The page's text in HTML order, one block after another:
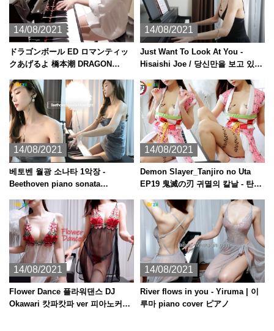
14/08/2021
ドラゴンボール ED ロマンティッ
クあげるよ 橋本潮 DRAGON
14/08/2021
Just Want To Look At You -
Hisaishi Joe / 당신만을 보고 있었
14/08/2021
베토벤 월광 소나타 1악장 -
Beethoven piano sonata
14/08/2021
Demon Slayer_Tanjiro no Uta
EP19 鬼滅の刃 귀멸의 칼날 - 탄지
ピアノ 칼림바 カリンバ
14/08/2021
Flower Dance 플라워댄스 DJ
Okawari 캇파캇파 ver 피아노커버
14/08/2021
River flows in you - Yiruma | 이
루마 piano cover ピアノ